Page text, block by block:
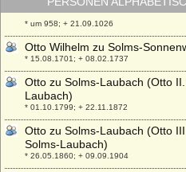
Guillaume de Bourgogne)
* um 958; + 21.09.1026
Otto Wilhelm zu Solms-
* 15.08.1701; + 08.02.1737
Otto zu Solms-Laubach (Otto
Laubach)
* 01.10.1799; + 22.11.1872
Otto zu Solms-Laubach (Otto
Solms-Laubach)
* 26.05.1860; + 09.09.1904